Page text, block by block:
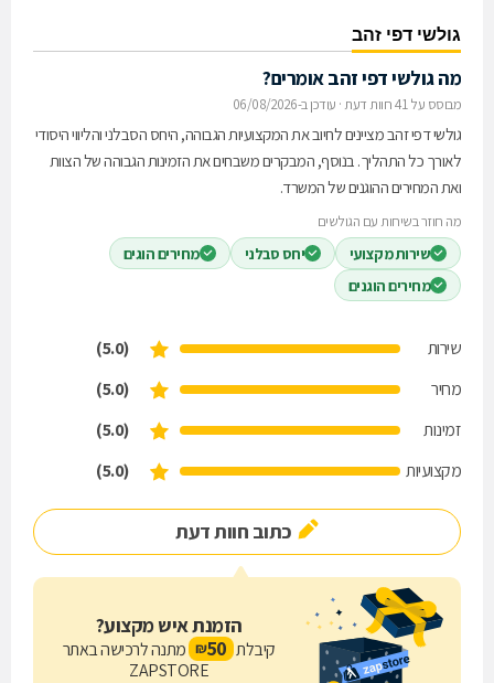
גולשי דפי זהב
מה גולשי דפי זהב אומרים?
מבוסס על 41 חוות דעת · עודכן ב-06/08/2026
גולשי דפי זהב מציינים לחיוב את המקצועיות הגבוהה, היחס הסבלני והליווי היסודי
לאורך כל התהליך. בנוסף, המבקרים משבחים את הזמינות הגבוהה של הצוות
ואת המחירים ההוגנים של המשרד.
מה חוזר בשיחות עם הגולשים
שירות מקצועי יחס סבלני
מחירים הוגים
מחירים הוגנים
שירות
(5.0)
מחיר
(5.0)
זמינות
(5.0)
מקצועיות
(5.0)
כתוב חוות דעת
הזמנת איש מקצוע?
קיבלת 50
₪ מתנה לרכישה באתר
ZAPSTORE